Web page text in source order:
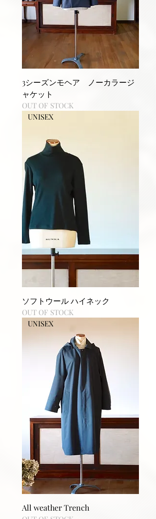
3シーズンモヘア ノーカラージ
ャケット
OUT OF STOCK
UNISEX
ソフトウール ハイネック
OUT OF STOCK
UNISEX
All weather Trench